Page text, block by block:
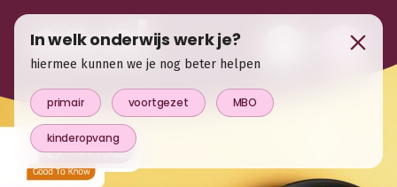
In welk onderwijs werk je?
hiermee kunnen we je nog beter helpen
primair voortgezet MBO
kinderopvang